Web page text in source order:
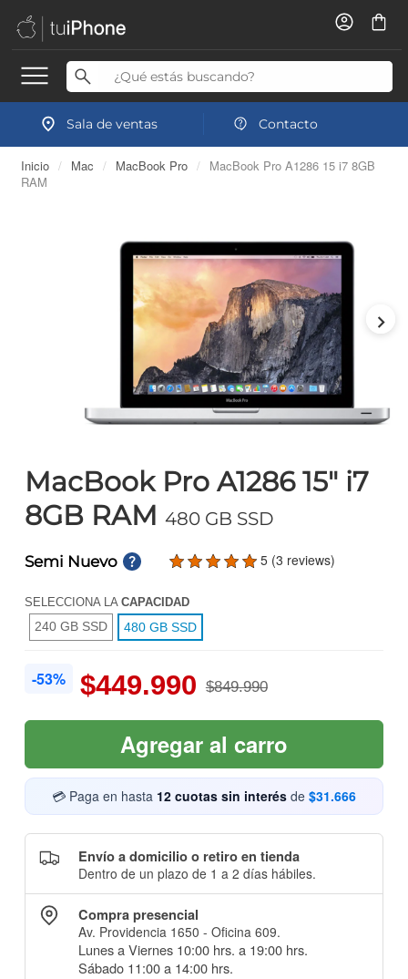
Sala de ventas Contacto
Inicio / Mac / MacBook Pro / MacBook Pro A1286 15 i7 8GB
RAM
MacBook Pro A1286 15" i7
8GB RAM 480 GB SSD
Semi Nuevo 5 (3 reviews)
SELECCIONA LA CAPACIDAD
240 GB SSD 480 GB SSD
-53% $449.990 $849.990
Agregar al carro
💳 Paga en hasta 12 cuotas sin interés de $31.666
Envío a domicilio o retiro en tienda
Dentro de un plazo de 1 a 2 días hábiles.
Compra presencial
Av. Providencia 1650 - Oficina 609.
Lunes a Viernes 10:00 hrs. a 19:00 hrs.
Sábado 11:00 a 14:00 hrs.